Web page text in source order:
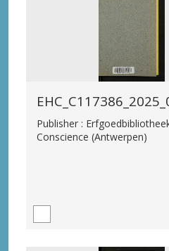
Publisher :
Conscience (Antwerpen)